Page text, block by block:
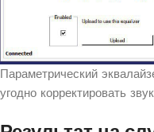
Параметрический
угодно корректировать